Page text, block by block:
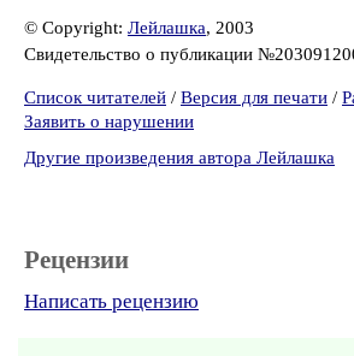
© Copyright: Лейлашка, 2003
Свидетельство о публикации
Список читателей / Версия для печати /
Заявить о нарушении
Другие произведения автора Лейлашка
Рецензии
Написать рецензию